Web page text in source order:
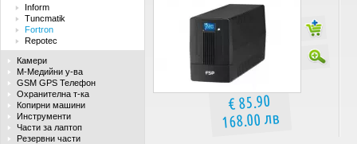
Inform
Tuncmatik
Fortron
Repotec
Камери
М-Медийни у-ва
GSM GPS Телефон
Охранителна т-ка
Копирни машини
Инструменти
Части за лаптоп
Резервни части
€ 85.90
168.00 лв